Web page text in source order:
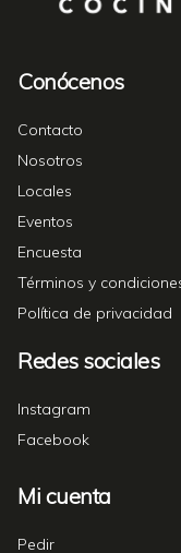
Conócenos
Contacto
Nosotros
Locales
Eventos
Encuesta
Términos y
Política de privacidad
Redes sociales
Instagram
Facebook
Mi cuenta
Pedir